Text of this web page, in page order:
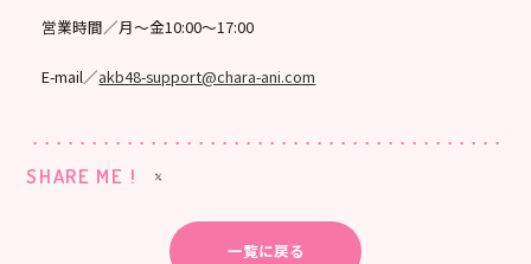
営業時間／月～金10:00～17:00
E-mail／akb48-support@chara-ani.com
SHARE ME !
一覧に戻る